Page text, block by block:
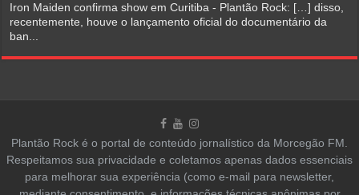
Iron Maiden confirma show em Curitiba - Plantão Rock: […] disso,
recentemente, houve o lançamento oficial do documentário da
ban...
Plantão Rock é o portal de conteúdo jornalístico da Morcegão FM.
Respeitamos sua privacidade e coletamos apenas dados essenciais
para melhorar sua experiência (como e-mail para newsletter,